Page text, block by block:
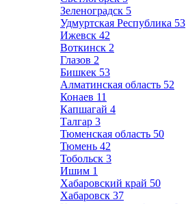
Зеленоградск 5
Удмуртская Республика 53
Ижевск 42
Воткинск 2
Глазов 2
Бишкек 53
Алматинская область 52
Конаев 11
Капшагай 4
Талгар 3
Тюменская область 50
Тюмень 42
Тобольск 3
Ишим 1
Хабаровский край 50
Хабаровск 37